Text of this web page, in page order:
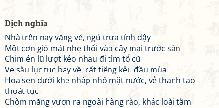
Dịch nghĩa
Nhà trên nay vắng vẻ, ngủ trưa tỉnh dậy
Một cơn gió mát nhẹ thổi vào cây mai trước sân
Chim én lũ lượt kéo nhau đi tìm tổ cũ
Ve sầu lục tục bay về, cất tiếng kêu đầu mùa
Hoa sen dưới khe nhấp nhô mặt nước, vẻ thanh tao
thoát tục
Chòm măng vươn ra ngoài hàng rào, khác loài tầm